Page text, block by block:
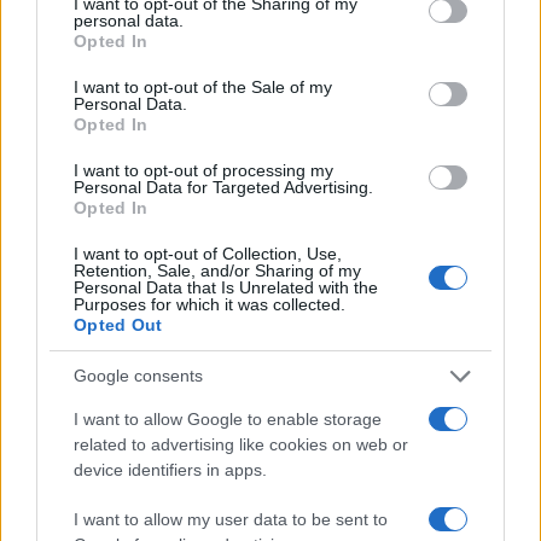
grant or deny consent to Google and its third-party tags to
use your data for below specified purposes in below Google
consent section.
personal data.
Opted In
I want to opt-out of the Sale of my
Personal Data.
Opted In
I want to opt-out of processing my
Personal Data for Targeted Advertising.
Opted In
I want to opt-out of Collection, Use,
Retention, Sale, and/or Sharing of my
Personal Data that Is Unrelated with the
Purposes for which it was collected.
Opted Out
Google consents
I want to allow Google to enable storage
related to advertising like cookies on web or
device identifiers in apps.
I want to allow my user data to be sent to
Πριν από λίγες εβδομάδες παραδώσαμε, μαζί με
τον Πρωθυπουργό κ. Κυριάκο Μητσοτάκη,
Αυτοκινητοδρόμου Κεντρικής Ελλάδας, του Ε65.
Οδικός άξονας εξ’ ολοκλήρου σε νέα χάραξη,
που κάνει ακόμη ταχύτερη και ασφαλέστερη την
Οδικός άξονας που όταν ολοκληρωθεί, με την
παράδοση και των τελευταίων 46 χλμ. στο τέλος
της περιόδου αξιοποίησης πόρων από το Ταμείο
Ανάκαμψης και Ανθεκτικότητας – το 48% του
υπολειπόμενου έργου έχει ήδη περατωθεί – θα
αποτελέσει τον τρίτο κάθετο εθνικό άξονα της